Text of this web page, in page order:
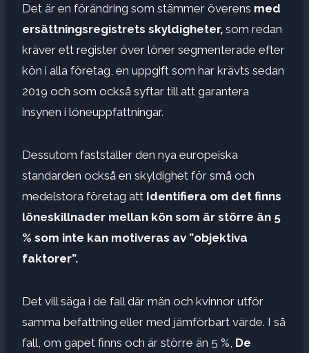
Det är en förändring som stämmer överens med
ersättningsregistrets skyldigheter, som redan
kräver ett register över löner segmenterade efter
kön i alla företag, en uppgift som har krävts sedan
2019 och som också syftar till att garantera
insynen i löneuppfattningar.
Dessutom fastställer den nya europeiska
standarden också en skyldighet för små och
medelstora företag att Identifiera om det finns
löneskillnader mellan kön som är större än 5
% som inte kan motiveras av ”objektiva
faktorer”.
Det vill säga i de fall där män och kvinnor utför
samma befattning eller med jämförbart värde. I så
fall, om gapet finns och är större än 5 %, De